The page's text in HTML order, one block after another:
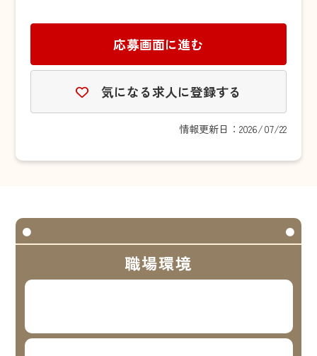
応募画面に進む
気になる求人に登録する
情報更新日：2026/07/22
職場環境